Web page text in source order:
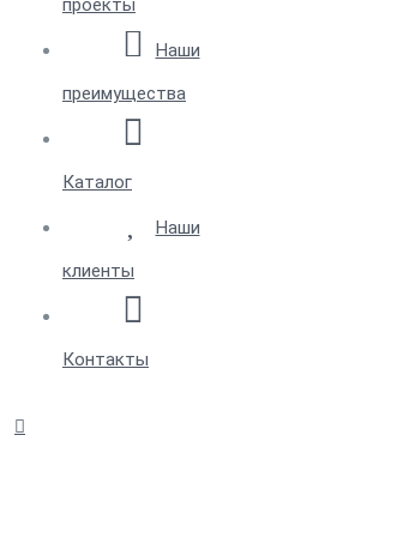
проекты
Наши
преимущества
Каталог
Наши
клиенты
Контакты